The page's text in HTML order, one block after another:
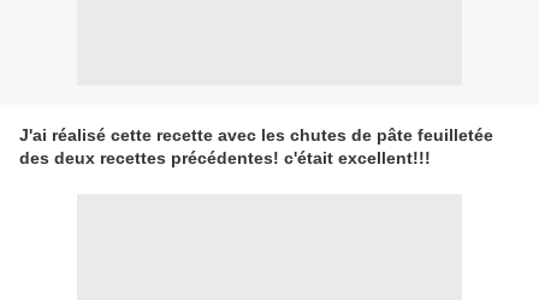
J'ai réalisé cette recette avec les chutes de pâte feuilletée
des deux recettes précédentes! c'était excellent!!!